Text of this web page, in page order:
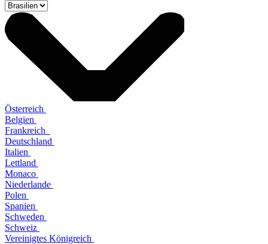
Österreich
Belgien
Frankreich
Deutschland
Italien
Lettland
Monaco
Niederlande
Polen
Spanien
Schweden
Schweiz
Vereinigtes Königreich